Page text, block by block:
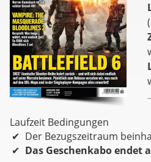
Laufzeit Bedingungen
Der Bezugszeitraum
Das Geschenkabo endet